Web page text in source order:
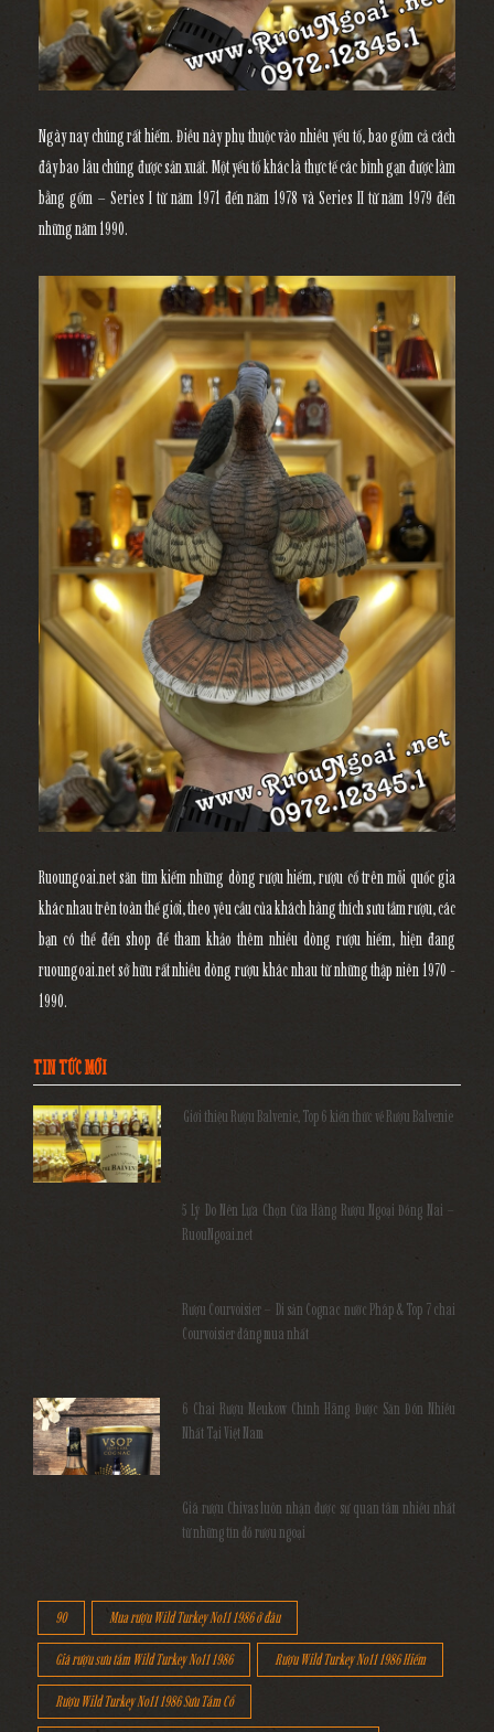
Ngày nay chúng rất hiếm. Điều này phụ thuộc vào nhiều yếu tố, bao gồm cả cách
đây bao lâu chúng được sản xuất. Một yếu tố khác là thực tế các bình gạn được làm
bằng gốm – Series I từ năm 1971 đến năm 1978 và Series II từ năm 1979 đến
những năm 1990.
Ruoungoai.net săn tìm kiếm những dòng rượu hiếm, rượu cổ trên mỗi quốc gia
khác nhau trên toàn thế giới, theo yêu cầu của khách hàng thích sưu tầm rượu, các
bạn có thể đến shop để tham khảo thêm nhiều dòng rượu hiếm, hiện đang
ruoungoai.net sở hữu rất nhiều dòng rượu khác nhau từ những thập niên 1970 -
1990.
TIN TỨC MỚI
Giới thiệu Rượu Balvenie, Top 6 kiến thức về Rượu Balvenie
5 Lý Do Nên Lựa Chọn Cửa Hàng Rượu Ngoại Đồng Nai –
RuouNgoai.net
Rượu Courvoisier – Di sản Cognac nước Pháp & Top 7 chai
Courvoisier đáng mua nhất
6 Chai Rượu Meukow Chính Hãng Được Săn Đón Nhiều
Nhất Tại Việt Nam
Giá rượu Chivas luôn nhận được sự quan tâm nhiều nhất
từ những tín đồ rượu ngoại
90 Mua rượu Wild Turkey No11 1986 ở đâu
Giá rượu sưu tầm Wild Turkey No11 1986 Rượu Wild Turkey No11 1986 Hiếm
Rượu Wild Turkey No11 1986 Sưu Tầm Cổ